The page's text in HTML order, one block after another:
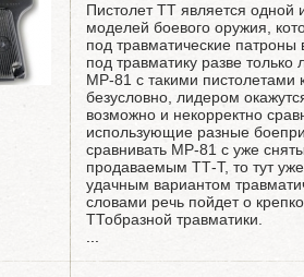
Пистолет ТТ является одной
моделей боевого оружия,
под травматические
под травматику разве
МР-81 с такими пистолетами
безусловно, лидером
возможно и некорректно
использующие разные
сравнивать МР-81 с уже
продаваемым ТТ-Т, то тут
удачным вариантом
словами речь пойдет о
ТТобразной травматики.